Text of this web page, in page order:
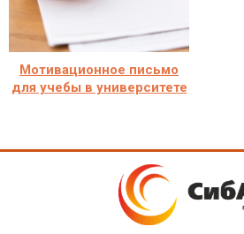
Мотивационное письмо
для учебы в университете